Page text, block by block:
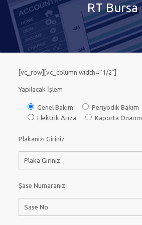
RT Bursa
[vc_row][vc_column width=”1/2″]
Yapılacak İşlem
Genel Bakım Periyodik Bakım
Elektrik Arıza
Kaporta Onarım
Plakanızı Giriniz
Şase Numaranız